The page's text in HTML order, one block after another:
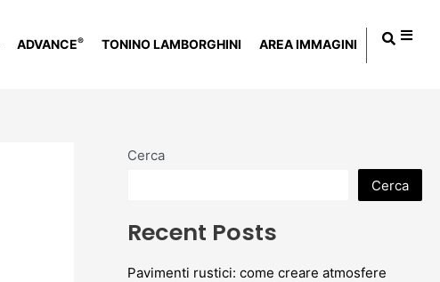
ADVANCE® TONINO LAMBORGHINI AREA IMMAGINI
Cerca
Cerca
Recent Posts
Pavimenti rustici: come creare atmosfere